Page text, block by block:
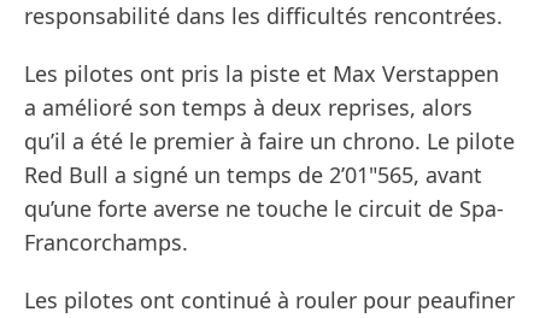
responsabilité dans les difficultés rencontrées.
Les pilotes ont pris la piste et Max Verstappen
a amélioré son temps à deux reprises, alors
qu’il a été le premier à faire un chrono. Le pilote
Red Bull a signé un temps de 2’01"565, avant
qu’une forte averse ne touche le circuit de Spa-
Francorchamps.
Les pilotes ont continué à rouler pour peaufiner